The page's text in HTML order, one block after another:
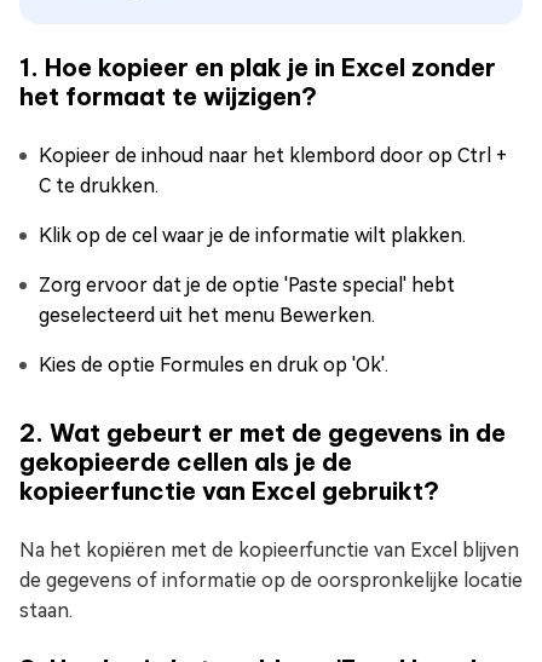
1. Hoe kopieer en plak je in Excel zonder
het formaat te wijzigen?
Kopieer de inhoud naar het klembord door op Ctrl +
C te drukken.
Klik op de cel waar je de informatie wilt plakken.
Zorg ervoor dat je de optie 'Paste special' hebt
geselecteerd uit het menu Bewerken.
Kies de optie Formules en druk op 'Ok'.
2. Wat gebeurt er met de gegevens in de
gekopieerde cellen als je de
kopieerfunctie van Excel gebruikt?
Na het kopiëren met de kopieerfunctie van Excel blijven
de gegevens of informatie op de oorspronkelijke locatie
staan.